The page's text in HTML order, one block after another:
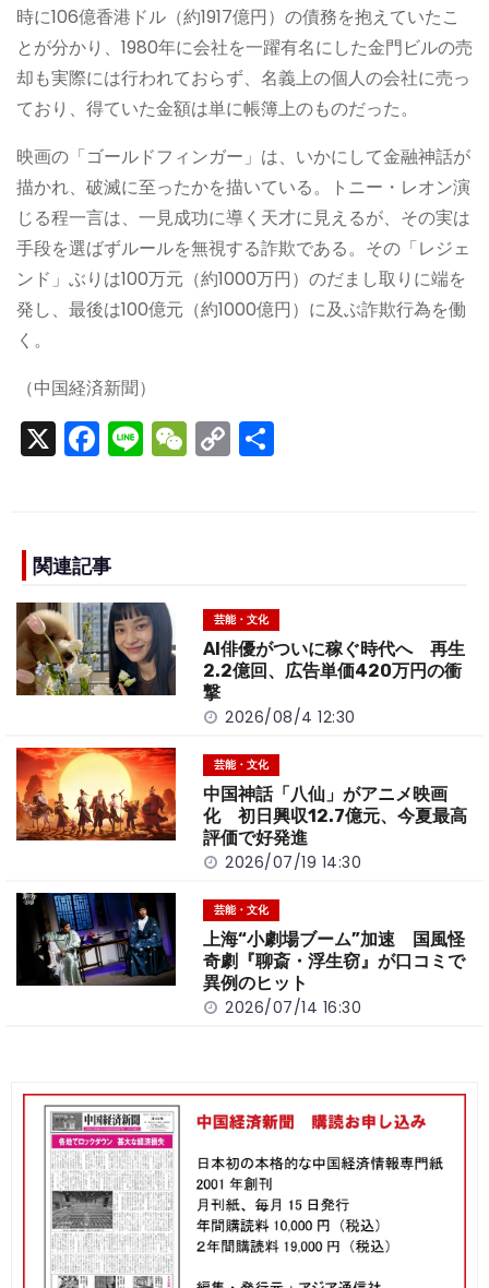
時に106億香港ドル（約1917億円）の債務を抱えていたこ
とが分かり、1980年に会社を一躍有名にした金門ビルの売
却も実際には行われておらず、名義上の個人の会社に売っ
ており、得ていた金額は単に帳簿上のものだった。
映画の「ゴールドフィンガー」は、いかにして金融神話が
描かれ、破滅に至ったかを描いている。トニー・レオン演
じる程一言は、一見成功に導く天才に見えるが、その実は
手段を選ばずルールを無視する詐欺である。その「レジェ
ンド」ぶりは100万元（約1000万円）のだまし取りに端を
発し、最後は100億元（約1000億円）に及ぶ詐欺行為を働
く。
（中国経済新聞）
X F
a
e
b
o
o
k
Li
n
W
e
C
o
n
k
関連記事
芸能・文化
AI俳優がついに稼ぐ時代へ 再生
2.2億回、広告単価420万円の衝
撃
2026/08/4 12:30
芸能・文化
中国神話「八仙」がアニメ映画
化 初日興収12.7億元、今夏最高
評価で好発進
2026/07/19 14:30
芸能・文化
上海“小劇場ブーム”加速 国風怪
奇劇『聊斎・浮生窃』が口コミで
異例のヒット
2026/07/14 16:30